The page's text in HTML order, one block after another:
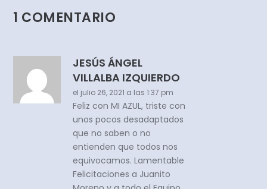
1 COMENTARIO
JESÚS ÁNGEL
VILLALBA IZQUIERDO
el julio 26, 2021 a las 1:37 pm
Feliz con MI AZUL, triste con
unos pocos desadaptados
que no saben o no
entienden que todos nos
equivocamos. Lamentable
Felicitaciones a Juanito